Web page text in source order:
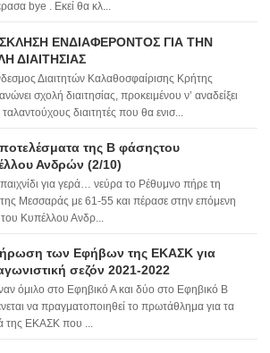
bye . Εκεί θα κλ...
ΕΝΔΙΑΦΕΡΟΝΤΟΣ ΓΙΑ ΤΗΝ
ΔΙΑΙΤΗΣΙΑΣ
Διαιτητών Καλαθοσφαίρισης Κρήτης
σχολή διαιτησίας, προκειμένου ν’ αναδείξει
διαιτητές που θα ενισ...
της Β φάσηςτου
Ανδρών (2/10)
για γερά… νεύρα το Ρέθυμνο πήρε τη
της Μεσσαράς με 61-55 και πέρασε στην επόμενη
Κυπέλλου Ανδρ...
των Εφήβων της ΕΚΑΣΚ για
σεζόν 2021-2022
όμιλο στο Εφηβικό Α και δύο στο Εφηβικό Β
να πραγματοποιηθεί το πρωτάθλημα για τα
της ΕΚΑΣΚ που ...